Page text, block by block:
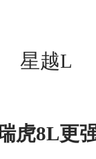
星越L
虎8L更